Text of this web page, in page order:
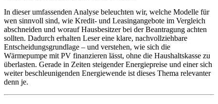
In dieser umfassenden Analyse beleuchten wir, welche Modelle für
wen sinnvoll sind, wie Kredit- und Leasingangebote im Vergleich
abschneiden und worauf Hausbesitzer bei der Beantragung achten
sollten. Dadurch erhalten Leser eine klare, nachvollziehbare
Entscheidungsgrundlage – und verstehen, wie sich die
Wärmepumpe mit PV finanzieren lässt, ohne die Haushaltskasse zu
überlasten. Gerade in Zeiten steigender Energiepreise und einer sich
weiter beschleunigenden Energiewende ist dieses Thema relevanter
denn je.